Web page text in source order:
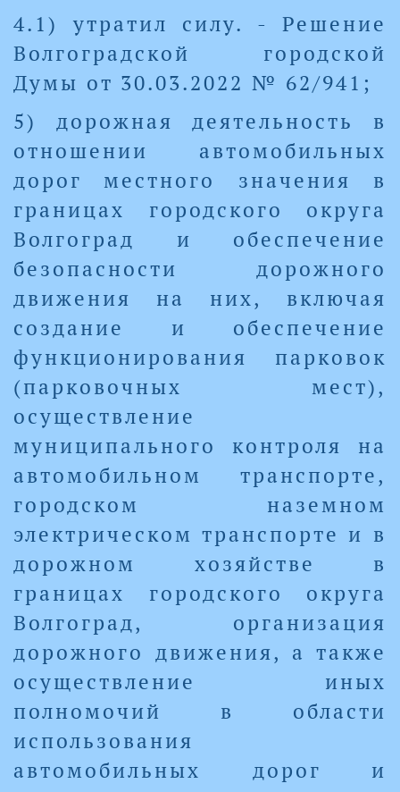
4.1) утратил силу. - Решение
Волгоградской городской
Думы от 30.03.2022 № 62/941;
5) дорожная деятельность в
отношении автомобильных
дорог местного значения в
границах городского округа
Волгоград и обеспечение
безопасности дорожного
движения на них, включая
создание и обеспечение
функционирования парковок
(парковочных мест),
осуществление
муниципального контроля на
автомобильном транспорте,
городском наземном
электрическом транспорте и в
дорожном хозяйстве в
границах городского округа
Волгоград, организация
дорожного движения, а также
осуществление иных
полномочий в области
использования
автомобильных дорог и